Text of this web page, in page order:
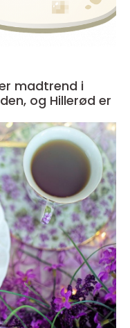
madtrend i
og Hillerød er